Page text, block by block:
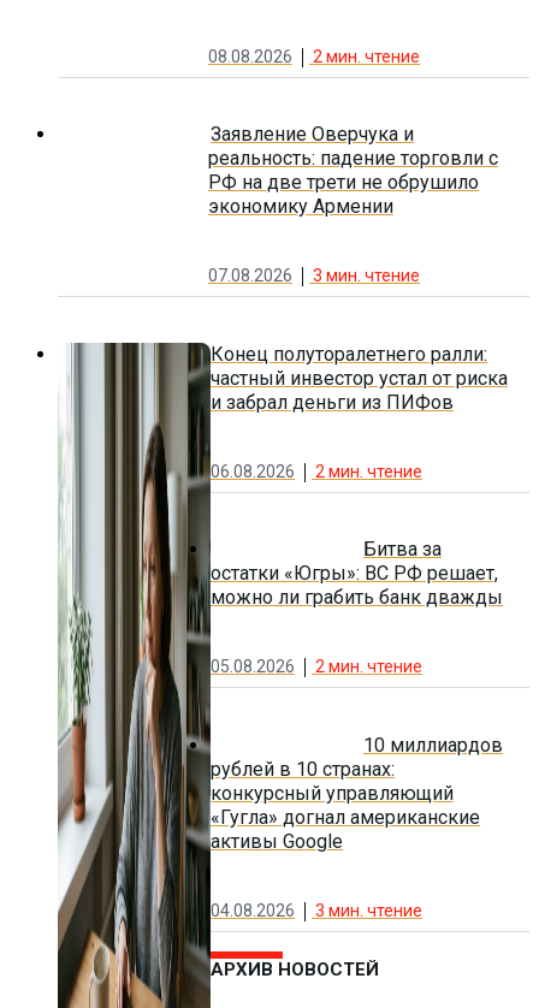
08.08.2026 2 мин. чтение
Заявление Оверчука и
реальность: падение торговли с
РФ на две трети не обрушило
экономику Армении
07.08.2026 3 мин. чтение
Конец полуторалетнего ралли:
частный инвестор устал от риска
и забрал деньги из ПИФов
06.08.2026 2 мин. чтение
Битва за
остатки «Югры»: ВС РФ решает,
можно ли грабить банк дважды
05.08.2026 2мин. чтение
10 миллиардов
рублей в 10 странах:
конкурсный управляющий
«Гугла» догнал американские
активы Google
04.08.2026 3 мин. чтение
АРХИВ НОВОСТЕЙ